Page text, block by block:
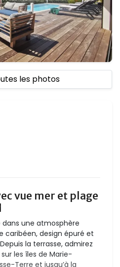
les photos
vue mer et plage
dans une atmosphère
caribéen, design épuré et
la terrasse, admirez
les îles de Marie-
Terre et jusqu’à la